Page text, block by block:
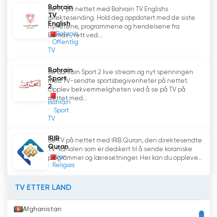
kanalens nettside eller bruke dedikerte
mobilapplikasjoner for å få tilgang til innholdet
når det passer dem. Denne fleksibiliteten gjør
det mulig å finne en balanse mellom en travel
hverdag og ønsket om å ta del i religiøst
I tillegg gir direktestrømming på Bahrain Quran
Kareem TV seerne mulighet til å interagere
med kanalen i sanntid. På mange
nettplattformer er det mulig å kommentere,
direktesendinger. Denne interaktiviteten skaper
en følelse av fellesskap blant seerne, noe som
gjør at de kan delta i diskusjoner og få en
for folk å ta igjen det de har gått glipp av. De
Bahrain
TV
English
Bahrain
Offentlig
TV
Se TV på nettet med Bahrain TV Englishs
direktesending. Hold deg oppdatert med de siste
nyhetene, programmene og hendelsene fra
Bahrain, rett ved...
Bahrain
Sport
2
Bahrain
Sport
TV
Se Bahrain Sport 2 live stream og nyt spenningen
med TV-sendte sportsbegivenheter på nettet.
Opplev bekvemmeligheten ved å se på TV på
nettet med...
IRIB
Quran
Iran
Religiøs
Se TV på nettet med IRIB Quran, den direktesendte
TV-kanalen som er dedikert til å sende koraniske
programmer og læresetninger. Her kan du oppleve...
TV ETTER LAND
Afghanistan